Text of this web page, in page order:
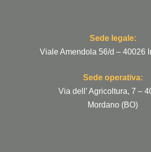
Sede legale:
Viale Amendola 56/d – 40026
Sede operativa:
Via dell’ Agricoltura, 7 –
Mordano (BO)